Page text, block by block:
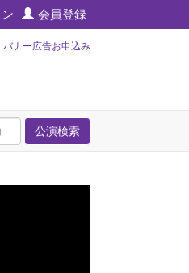
会員登録
バナー広告お申込み
公演検索